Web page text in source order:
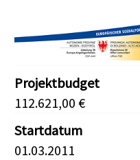
Projektbudget
112.621,00 €
Startdatum
01.03.2011